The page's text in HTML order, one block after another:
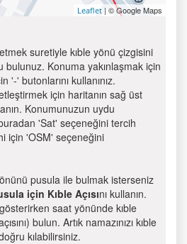
Leaflet | © Google Maps
suretiyle kıble yönü çizgisini
Konuma yakınlaşmak için
'-' butonlarını kullanınız.
için haritanın sağ üst
Konumunuzun uydu
'Sat' seçeneğini tercih
için 'OSM' seçeneğini
pusula ile bulmak isterseniz
için Kıble Açısını kullanın.
saat yönünde kıble
bulun. Artık namazınızı kıble
kılabilirsiniz.